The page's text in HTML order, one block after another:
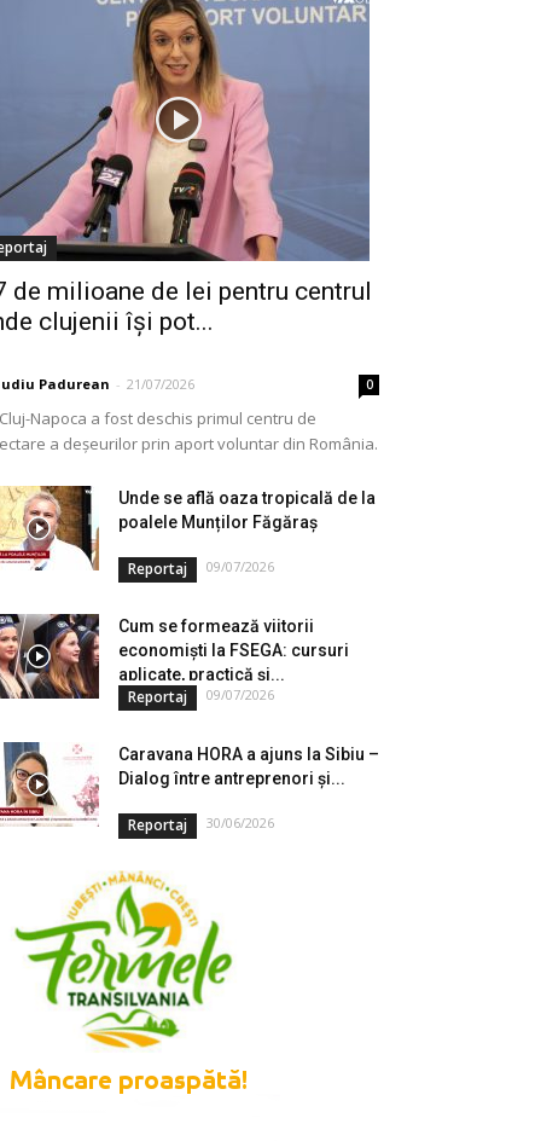
de milioane de lei pentru centrul
clujenii își pot...
Padurean - 21/07/2026 0
Napoca a fost deschis primul centru de
a deșeurilor prin aport voluntar din România.
Unde se află oaza tropicală de la
poalele Munților Făgăraș
Reportaj 09/07/2026
Cum se formează viitorii
economiști la FSEGA: cursuri
aplicate, practică și...
Reportaj 09/07/2026
Caravana HORA a ajuns la Sibiu –
Dialog între antreprenori și...
Reportaj 30/06/2026